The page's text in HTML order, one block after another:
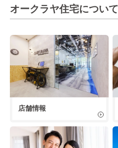
オークラヤ住宅について
店舗情報